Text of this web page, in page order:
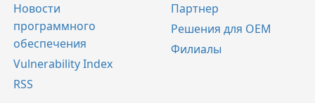
Новости
программного
обеспечения
Vulnerability Index
RSS
Партнер
Решения для OEM
Филиалы